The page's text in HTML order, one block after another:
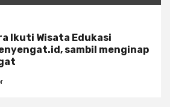
Ikuti Wisata Edukasi
sambil menginap